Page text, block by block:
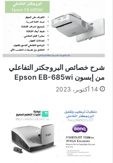
شرح خصائص البروجكتر التفاعلي
من إبسون Epson EB-685wi
14 أكتوبر، 2023